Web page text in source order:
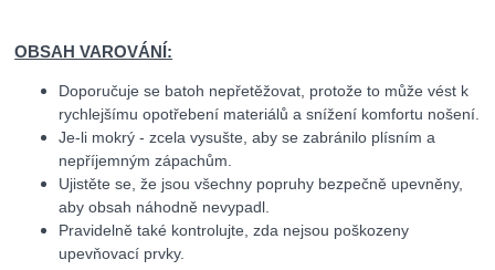
OBSAH VAROVÁNÍ:
Doporučuje se batoh nepřetěžovat, protože to může vést k
rychlejšímu opotřebení materiálů a snížení komfortu nošení.
Je-li mokrý - zcela vysušte, aby se zabránilo plísním a
nepříjemným zápachům.
Ujistěte se, že jsou všechny popruhy bezpečně upevněny,
aby obsah náhodně nevypadl.
Pravidelně také kontrolujte, zda nejsou poškozeny
upevňovací prvky.